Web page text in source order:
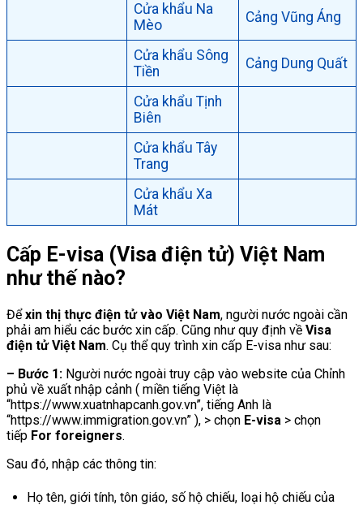
Cửa khẩu Na
Mèo
Cảng Vũng Áng
Cửa khẩu Sông
Tiền
Cảng Dung Quất
Cửa khẩu Tịnh
Biên
Cửa khẩu Tây
Trang
Cửa khẩu Xa
Mát
Cấp E-visa (Visa điện tử) Việt Nam
như thế nào?
Đểxin thị thực điện tử vào Việt Nam, người nước ngoài cần
phải am hiểu các bước xin cấp. Cũng như quy định về Visa
điện tử Việt Nam. Cụ thể quy trình xin cấp E-visa như sau:
– Bước 1: Người nước ngoài truy cập vào website của Chỉnh
phủ về xuất nhập cảnh ( miền tiếng Việt là
“https://www.xuatnhapcanh.gov.vn”, tiếng Anh là
“https://www.immigration.gov.vn” ), > chọn E-visa > chọn
tiếp For foreigners.
Sau đó, nhập các thông tin:
Họ tên, giới tính, tôn giáo, số hộ chiếu, loại hộ chiếu của